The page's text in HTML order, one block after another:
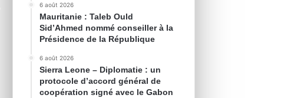
6 août 2026
Mauritanie : Taleb Ould
Sid’Ahmed nommé conseiller à la
Présidence de la République
6 août 2026
Sierra Leone – Diplomatie : un
protocole d’accord général de
coopération signé avec le Gabon